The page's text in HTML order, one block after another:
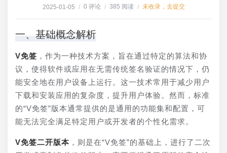
2025-01-05 / 0 评论 / 385 阅读 / 未收录，去提交
一、基础概念解析
V免签 ，作为一种技术方案，旨在通过特定的算法和协
议，使得软件或应用在无需传统签名验证的情况下，仍
能安全地在用户设备上运行。这一技术常用于减少用户
下载和安装应用的复杂度，提升用户体验。然而，标准
的“V免签”版本通常提供的是通用的功能集和配置，可
能无法完全满足特定用户或开发者的个性化需求。
V免签二开版本 ，则是在“V免签”的基础上，进行了二次